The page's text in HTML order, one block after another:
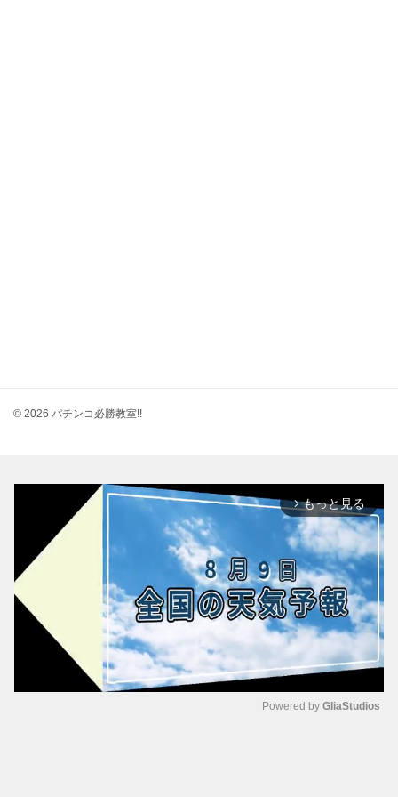
© 2026 パチンコ必勝教室!!
arrow_forward_ios もっと見る
Powered by GliaStudios